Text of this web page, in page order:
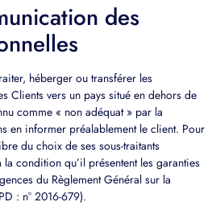
des
héberger ou transférer les
Clients vers un pays situé en dehors de
comme « non adéquat » par la
en informer préalablement le client. Pour
du choix de ses sous-traitants
condition qu’il présentent les garanties
du Règlement Général sur la
: n° 2016-679).